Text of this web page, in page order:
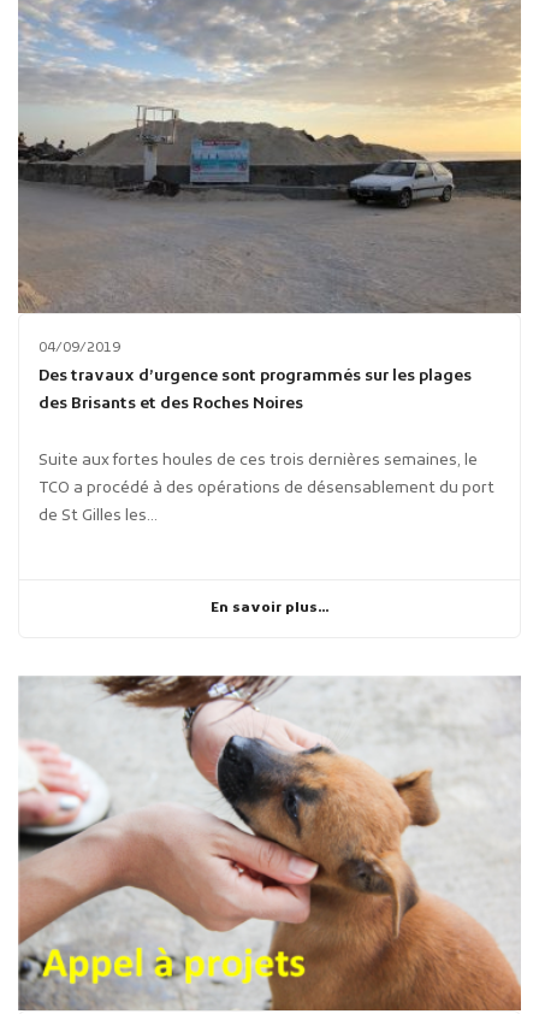
04/09/2019
Des travaux d’urgence sont programmés sur les plages
des Brisants et des Roches Noires
Suite aux fortes houles de ces trois dernières semaines, le
TCO a procédé à des opérations de désensablement du port
de St Gilles les...
En savoir plus...